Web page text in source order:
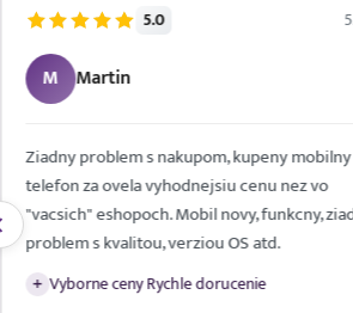
5.0
M Martin
Ziadny problem s nakupom, kupeny mobilny
telefon za ovela vyhodnejsiu cenu nez vo
"vacsich" eshopoch. Mobil novy, funkcny,
problem s kvalitou, verziou OS atd.
+ Vyborne ceny Rychle dorucenie